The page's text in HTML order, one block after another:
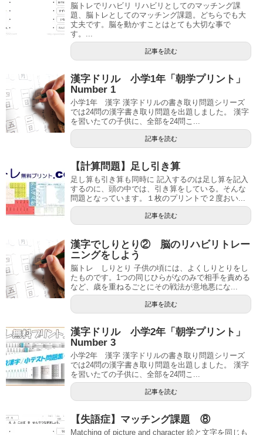
脳トレでリハビリ リハビリとしてのマッチング課
題、脳トレとしてのマッチング課題。どちらでも大
丈夫です。脳を動かすことはとても大切な事で
す。...
記事を読む
漢字ドリル 小学1年「朝学プリント」
Number 1
小学1年 漢字 漢字ドリルの書き取り問題シリーズ
では24問の漢字書き取り問題を出題しました。 漢字
を習いたての子供に、全部を24問こ...
記事を読む
【計算問題】足し引き算
足し算も引き算も同時に 記入するのは足し算を記入
するのに、頭の中では、引き算をしている。そんな
問題となっています。１枚のプリントで２度おい...
記事を読む
漢字でしりとり② 脳のリハビリトレー
ニングをしよう
脳トレ しりとり 子供の頃には、よくしりとりをし
たものです。1つの同じひらがなのみで相手を責める
など、歳を重ねるごとにその戦法が意地悪にな...
記事を読む
漢字ドリル 小学2年「朝学プリント」
Number 3
小学2年 漢字 漢字ドリルの書き取り問題シリーズ
では24問の漢字書き取り問題を出題しました。 漢字
を習いたての子供に、全部を24問こ...
記事を読む
【失語症】マッチング課題 ⑧
Matching of picture and character 絵と文字を同じも